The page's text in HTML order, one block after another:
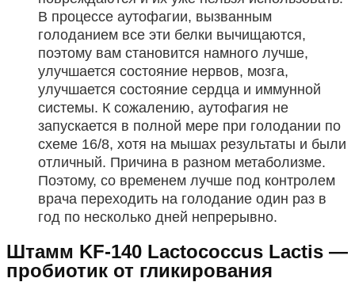
В процессе аутофагии, вызванным
голоданием все эти белки вычищаются,
поэтому вам становится намного лучше,
улучшается состояние нервов, мозга,
улучшается состояние сердца и иммунной
системы. К сожалению, аутофагия не
запускается в полной мере при голодании по
схеме 16/8, хотя на мышах результаты и были
отличный. Причина в разном метаболизме.
Поэтому, со временем лучше под контролем
врача переходить на голодание один раз в
год по несколько дней непрерывно.
Штамм KF-140 Lactococcus Lactis —
пробиотик от гликирования